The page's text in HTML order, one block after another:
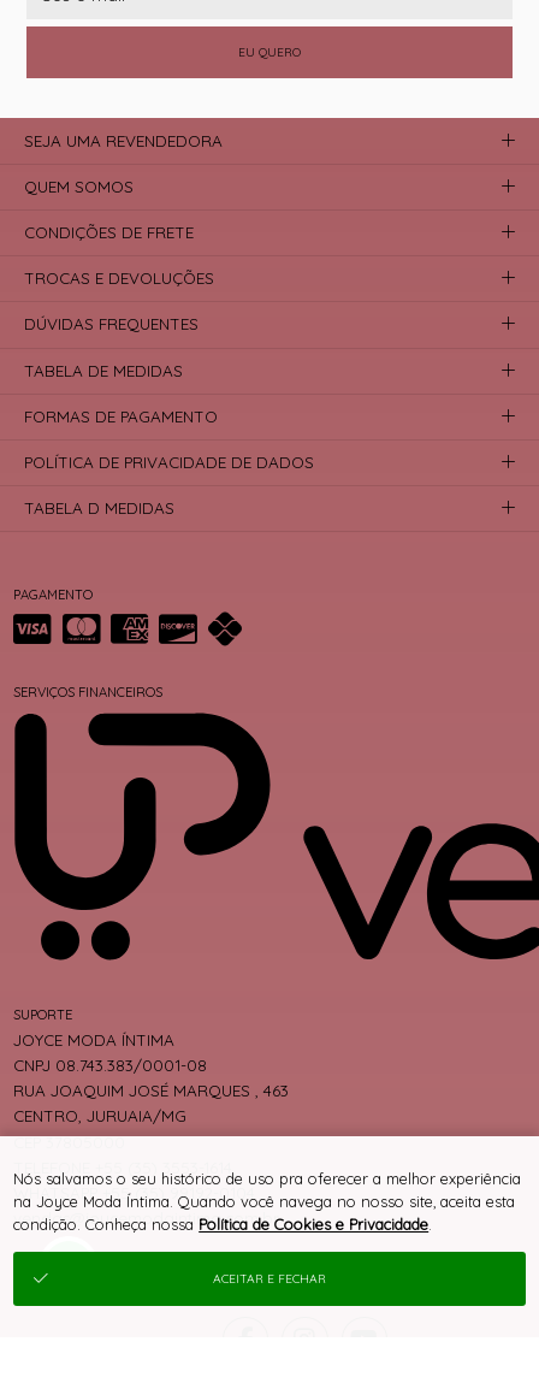
EU QUERO
PAGAMENTO
SERVIÇOS FINANCEIROS
SUPORTE
JOYCE MODA ÍNTIMA
CNPJ 08.743.383/0001-08
RUA JOAQUIM JOSÉ MARQUES , 463
CENTRO, JURUAIA/MG
CEP 37805000
WHATSAPP +55 (35) 99192-0104
vendas@joycemodaintima.com.br
SEJA UMA REVENDEDORA
QUEM SOMOS
CONDIÇÕES DE FRETE
TROCAS E DEVOLUÇÕES
DÚVIDAS FREQUENTES
TABELA DE MEDIDAS
FORMAS DE PAGAMENTO
POLÍTICA DE PRIVACIDADE DE DADOS
TABELA D MEDIDAS
Nós salvamos o seu histórico de uso pra oferecer a melhor experiência
na Joyce Moda Íntima. Quando você navega no nosso site, aceita esta
condição. Conheça nossa Política de Cookies e Privacidade
ACEITAR E FECHAR